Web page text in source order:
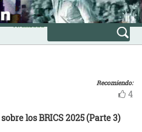
Avanzada
Recomiendo:
4
los BRICS 2025 (Parte 3)